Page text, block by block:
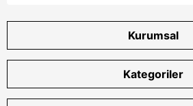
Kurumsal
Kategoriler